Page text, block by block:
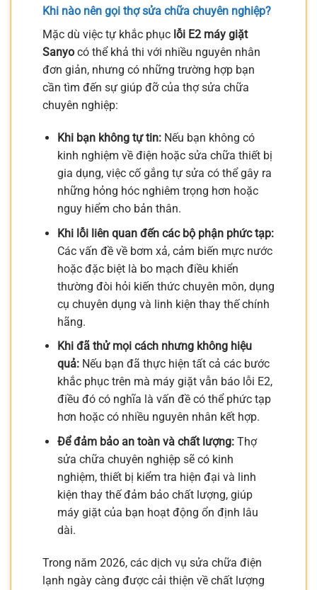
Khi nào nên gọi thợ sửa chữa chuyên nghiệp?
Mặc dù việc tự khắc phục lỗi E2 máy giặt
Sanyo có thể khả thi với nhiều nguyên nhân
đơn giản, nhưng có những trường hợp bạn
cần tìm đến sự giúp đỡ của thợ sửa chữa
chuyên nghiệp:
Khi bạn không tự tin:Nếu bạn không có
kinh nghiệm về điện hoặc sửa chữa thiết bị
gia dụng, việc cố gắng tự sửa có thể gây ra
những hỏng hóc nghiêm trọng hơn hoặc
nguy hiểm cho bản thân.
Khi lỗi liên quan đến các bộ phận phức tạp:
Các vấn đề về bơm xả, cảm biến mực nước
hoặc đặc biệt là bo mạch điều khiển
thường đòi hỏi kiến thức chuyên môn, dụng
cụ chuyên dụng và linh kiện thay thế chính
hãng.
Khi đã thử mọi cách nhưng không hiệu
quả:Nếu bạn đã thực hiện tất cả các bước
khắc phục trên mà máy giặt vẫn báo lỗi E2,
điều đó có nghĩa là vấn đề có thể phức tạp
hơn hoặc có nhiều nguyên nhân kết hợp.
Để đảm bảo an toàn và chất lượng:Thợ
sửa chữa chuyên nghiệp sẽ có kinh
nghiệm, thiết bị kiểm tra hiện đại và linh
kiện thay thế đảm bảo chất lượng, giúp
máy giặt của bạn hoạt động ổn định lâu
dài.
Trong năm 2026, các dịch vụ sửa chữa điện
lạnh ngày càng được cải thiện về chất lượng